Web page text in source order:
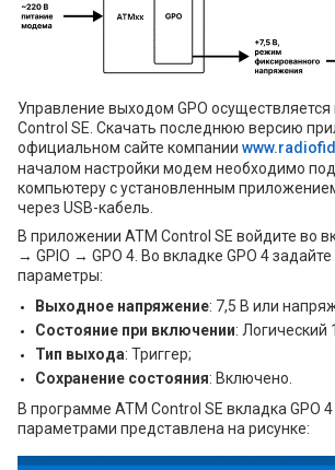
Управление выходом GPO
Control SE. Скачать последнюю версию
официальном сайте компании
началом настройки модем необходимо
компьютеру с установленным
через USB-кабель.
В приложении ATM Control SE войдите во
→ GPIO → GPO 4. Во вкладке GPO 4
параметры:
Выходное напряжение: 7,5 В или
Состояние при включении: Логический
Тип выхода: Триггер;
Сохранение состояния: Включено.
В программе ATM Control SE вкладка GPO
параметрами представлена на рисунке: